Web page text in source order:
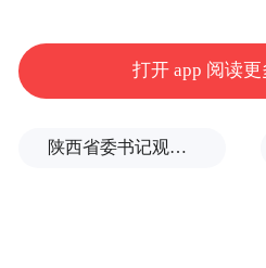
中建设区，保留更多的
目作预留。
而在划分上，青岛又将
打开 app 阅读
陕西省委书记观摩直播带货，同董宇辉交流